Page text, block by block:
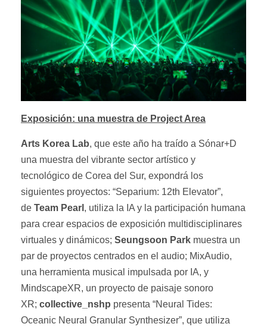
Exposición: una muestra de Project Area
Arts Korea Lab, que este año ha traído a Sónar+D
una muestra del vibrante sector artístico y
tecnológico de Corea del Sur, expondrá los
siguientes proyectos: “Separium: 12th Elevator”,
de Team Pearl , utiliza la IA y la participación humana
para crear espacios de exposición multidisciplinares
virtuales y dinámicos; Seungsoon Park muestra un
par de proyectos centrados en el audio; MixAudio,
una herramienta musical impulsada por IA, y
MindscapeXR, un proyecto de paisaje sonoro
XR; collective_nshp presenta “Neural Tides:
Oceanic Neural Granular Synthesizer”, que utiliza